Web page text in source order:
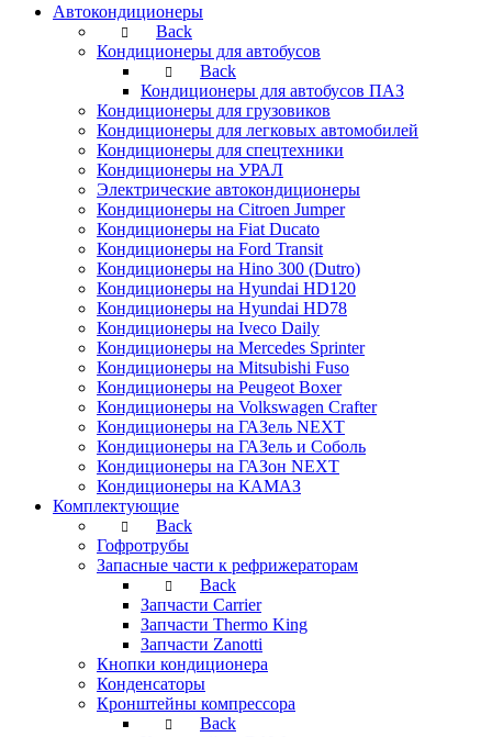
Автокондиционеры
Back
Кондиционеры для автобусов
Back
Кондиционеры для автобусов ПАЗ
Кондиционеры для грузовиков
Кондиционеры для легковых автомобилей
Кондиционеры для спецтехники
Кондиционеры на УРАЛ
Электрические автокондиционеры
Кондиционеры на Citroen Jumper
Кондиционеры на Fiat Ducato
Кондиционеры на Ford Transit
Кондиционеры на Hino 300 (Dutro)
Кондиционеры на Hyundai HD120
Кондиционеры на Hyundai HD78
Кондиционеры на Iveco Daily
Кондиционеры на Mercedes Sprinter
Кондиционеры на Mitsubishi Fuso
Кондиционеры на Peugeot Boxer
Кондиционеры на Volkswagen Crafter
Кондиционеры на ГАЗель NEXT
Кондиционеры на ГАЗель и Соболь
Кондиционеры на ГАЗон NEXT
Кондиционеры на КАМАЗ
Комплектующие
Back
Гофротрубы
Запасные части к рефрижераторам
Back
Запчасти Carrier
Запчасти Thermo King
Запчасти Zanotti
Кнопки кондиционера
Конденсаторы
Кронштейны компрессора
Back